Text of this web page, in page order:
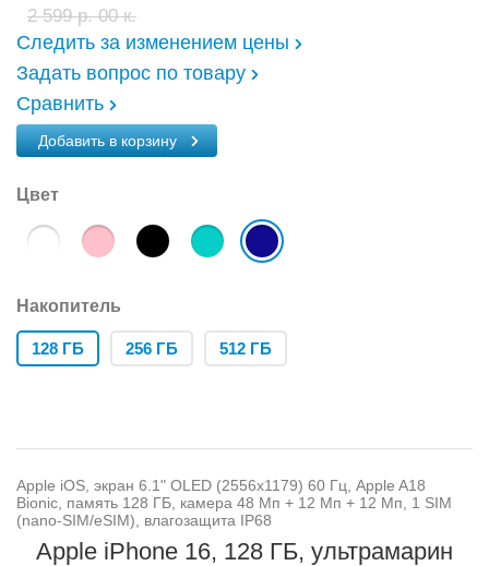
2 599 р. 00 к.
Следить за изменением цены
Задать вопрос по товару
Сравнить
Добавить в корзину
Цвет
Накопитель
128 ГБ 256 ГБ 512 ГБ
Apple iOS, экран 6.1" OLED (2556x1179) 60 Гц, Apple A18
Bionic, память 128 ГБ, камера 48 Мп + 12 Мп + 12 Мп, 1 SIM
(nano-SIM/eSIM), влагозащита IP68
Apple iPhone 16, 128 ГБ, ультрамарин